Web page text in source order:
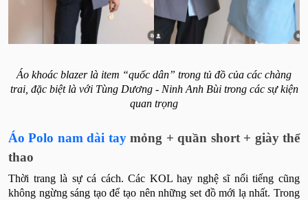
Áo khoác blazer là item “quốc dân” trong tủ đồ của các chàng
trai, đặc biệt là với Tùng Dương - Ninh Anh Bùi trong các sự kiện
quan trọng
Áo Polo nam dài taymỏng + quần short + giày thể
thao
Thời trang là sự cá cách. Các KOL hay nghệ sĩ nổi tiếng cũng
không ngừng sáng tạo để tạo nên những set đồ mới lạ nhất. Trong